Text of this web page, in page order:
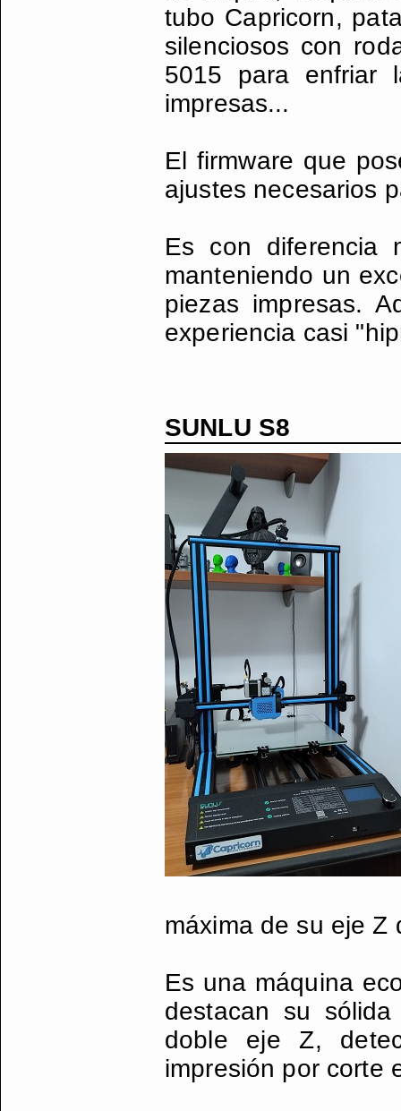
tubo Capricorn,
silenciosos con
5015 para enfriar
impresas...
El firmware que
ajustes necesarios
Es con diferencia
manteniendo un
piezas impresas.
experiencia casi
SUNLU S8
máxima de su eje Z
Es una máquina
destacan su
doble eje Z,
impresión por corte